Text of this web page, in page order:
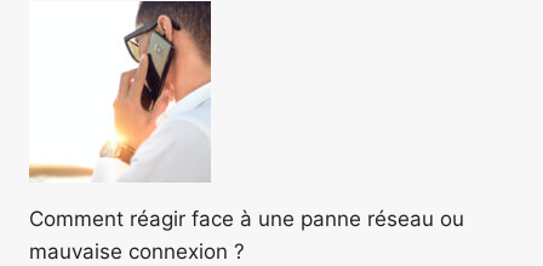
Comment réagir face à une panne réseau ou
mauvaise connexion ?